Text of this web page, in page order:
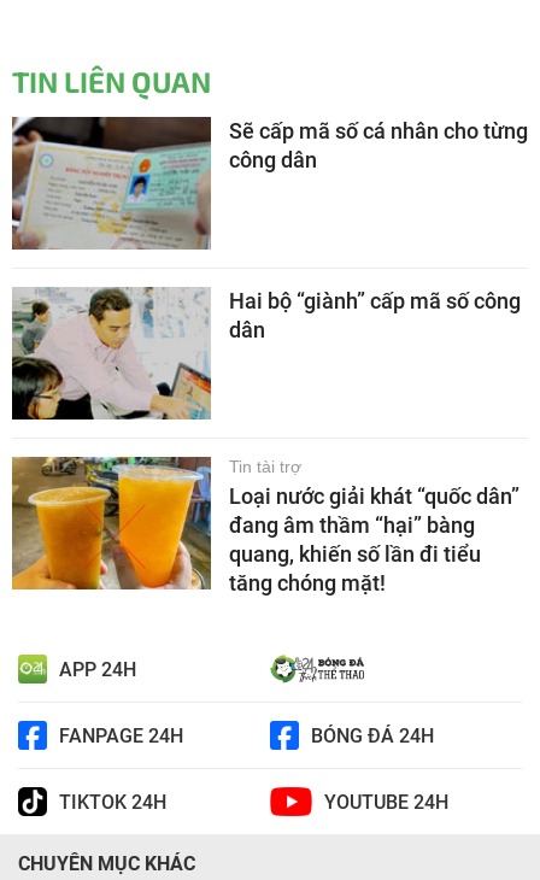
TIN LIÊN QUAN
Sẽ cấp mã số cá nhân cho từng
công dân
Hai bộ “giành” cấp mã số công
dân
Tin tài trợ
Loại nước giải khát “quốc dân”
đang âm thầm “hại” bàng
quang, khiến số lần đi tiểu
tăng chóng mặt!
APP 24H
FANPAGE 24H BÓNG ĐÁ 24H
TIKTOK 24H YOUTUBE 24H
CHUYÊN MỤC KHÁC